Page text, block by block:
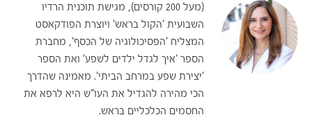
(מעל 200 קורסים), מגישת תוכנית הרדיו
השבועית 'הקול בראש' ויוצרת הפודקאסט
המצליח 'הפסיכולוגיה של הכסף', מחברת
הספר 'איך לגדל ילדים לשפע' ואת הספר
'יצירת שפע במרחב הביתי'. מאמינה שהדרך
הכי מהירה להגדיל את העו"ש היא לרפא את
החסמים הכלכליים בראש.